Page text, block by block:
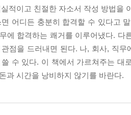
적이고 친절한 자소서 작성 방법을
어디든 충분히 합격할 수 있다고
에 합격하는 쾌거를 이루어냈다. 다
관점을 드러내면 된다. 나, 회사, 직
수 있다. 이 책에서 가르쳐주는 대
과 시간을 낭비하지 않기를 바란다.